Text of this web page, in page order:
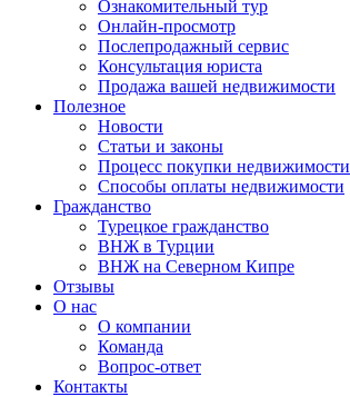
Ознакомительный тур
Онлайн-просмотр
Послепродажный сервис
Консультация юриста
Продажа вашей недвижимости
Полезное
Новости
Статьи и законы
Процесс покупки недвижимости
Способы оплаты недвижимости
Гражданство
Турецкое гражданство
ВНЖ в Турции
ВНЖ на Северном Кипре
Отзывы
О нас
О компании
Команда
Вопрос-ответ
Контакты